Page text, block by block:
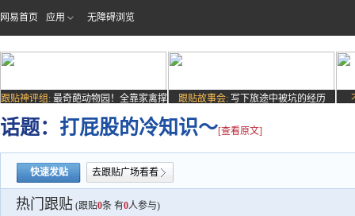
网易首页 应用 无障碍浏览
跟贴神评组: 最奇葩动物园！全靠家禽撑
场子
跟贴故事会: 写下旅途中被坑的经历
话题： 打屁股的冷知识～[查看原文]
快速发贴 去跟贴广场看看
热门跟贴 (跟贴0条 有0人参与)